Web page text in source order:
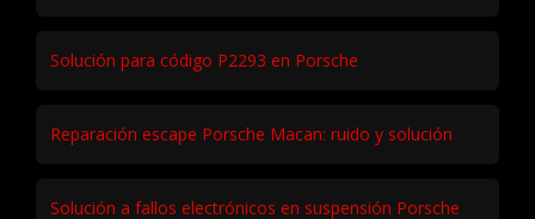
Solución para código P2293 en Porsche
Reparación escape Porsche Macan: ruido y solución
Solución a fallos electrónicos en suspensión Porsche